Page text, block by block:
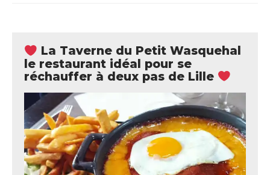
La Taverne du Petit Wasquehal
le restaurant idéal pour se
réchauffer à deux pas de Lille